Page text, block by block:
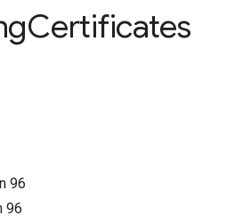
Certificates
96
96